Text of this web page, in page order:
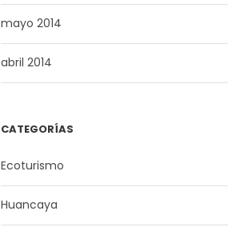
mayo 2014
abril 2014
CATEGORÍAS
Ecoturismo
Huancaya